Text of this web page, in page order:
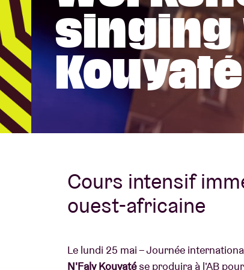
Infos
AB ❤ you
singing
Kouyaté
Cours intensif
ouest-africaine
Le lundi 25 mai – Journée
N'Faly Kouyatése produira à l'AB